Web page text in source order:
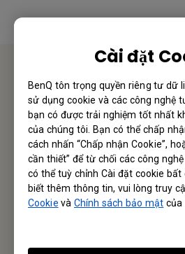
Cài đặt
BenQ tôn trọng quyền riêng tư dữ
sử dụng cookie và các công nghệ
bạn có được trải nghiệm tốt nhất
của chúng tôi. Bạn có thể chấp
cách nhấn “Chấp nhận Cookie”,
cần thiết” để từ chối các công
có thể tuỳ chỉnh Cài đặt cookie bất
biết thêm thông tin, vui lòng truy
Cookie vàChính sách bảo mật của
Liên hệ
Hân hạnh nhận được phản hồi
Tác
Gửi Email
Business